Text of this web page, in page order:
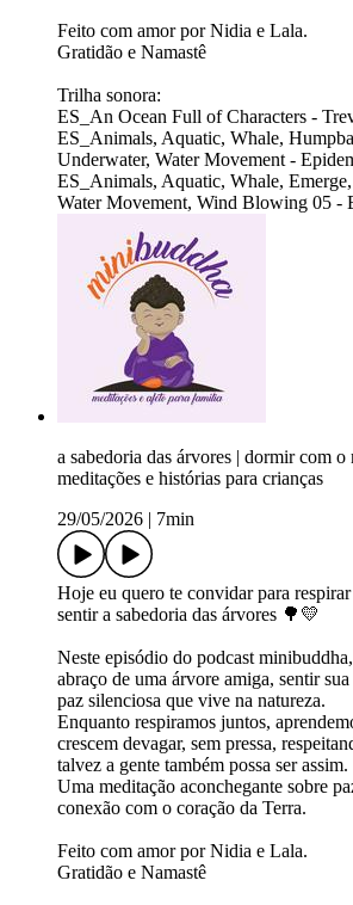
Feito com amor por Nidia e Lala.
Gratidão e Namastê
Trilha sonora:
ES_An Ocean Full of Characters -
ES_Animals, Aquatic, Whale,
Underwater, Water Movement -
ES_Animals, Aquatic, Whale,
Water Movement, Wind Blowing 05 -
a sabedoria das árvores | dormir com o
meditações e histórias para crianças
29/05/2026
7min
Hoje eu quero te convidar para
sentir a sabedoria das árvores 🌳💛
Neste episódio do podcast
abraço de uma árvore amiga, sentir
paz silenciosa que vive na natureza.
Enquanto respiramos juntos,
crescem devagar, sem pressa,
talvez a gente também possa ser assim.
Uma meditação aconchegante sobre
conexão com o coração da Terra.
Feito com amor por Nidia e Lala.
Gratidão e Namastê